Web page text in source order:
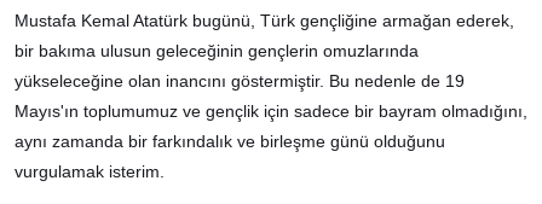
Mustafa Kemal Atatürk bugünü, Türk gençliğine armağan ederek,
bir bakıma ulusun geleceğinin gençlerin omuzlarında
yükseleceğine olan inancını göstermiştir. Bu nedenle de 19
Mayıs'ın toplumumuz ve gençlik için sadece bir bayram olmadığını,
aynı zamanda bir farkındalık ve birleşme günü olduğunu
vurgulamak isterim.